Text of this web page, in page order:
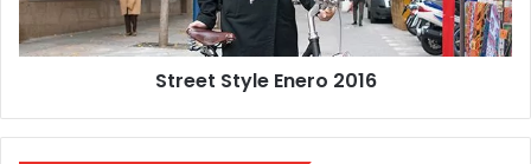
d
e
S
t
y
Street Style Enero 2016